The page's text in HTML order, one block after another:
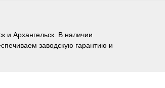
и Архангельск. В наличии
заводскую гарантию и